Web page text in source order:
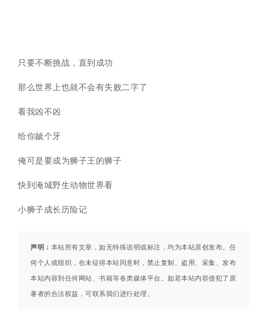
只要不断挑战，直到成功
那么世界上也就不会有失败二字了
看我凶不凶
给你龇个牙
俺可是要成为狮子王的狮子
快到淹城野生动物世界看
小狮子成长历险记
声明： 本站所有文章，如无特殊说明或标注，均为本站原创发布。任
何个人或组织，在未征得本站同意时，禁止复制、盗用、采集、发布
本站内容到任何网站、书籍等各类媒体平台。如若本站内容侵犯了原
著者的合法权益，可联系我们进行处理。